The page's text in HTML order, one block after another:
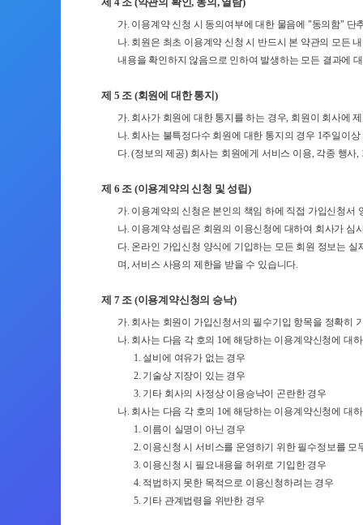
가. 이용계약 신청 시 동의여부에 대한 물음에 "동의함"
나. 회원은 최초 이용계약 신청 시 반드시 본 약관의 모든
내용을 확인하지 않음으로 인하여 발생하는 모든 결과에
제 5 조 (회원에 대한 통지)
가. 회사가 회원에 대한 통지를 하는 경우, 회원이 회사에
나. 회사는 불특정다수 회원에 대한 통지의 경우 1주일이
다. (정보의 제공) 회사는 회원에게 서비스 이용, 각종 행
제 6 조 (이용계약의 신청 및 성립)
가. 이용계약의 신청은 본인의 책임 하에 직접 가입신청서
나. 이용계약 성립은 회원의 이용신청에 대하여 회사가 심
다. 온라인 가입신청 양식에 기입하는 모든 회원 정보는
며, 서비스 사용의 제한을 받을 수 있습니다.
제 7 조 (이용계약신청의 승낙)
가. 회사는 회원이 가입신청서의 필수기입 항목을 정확히
나. 회사는 다음 각 호의 1에 해당하는 이용계약신청에 대
1. 설비에 여유가 없는 경우
2. 기술상 지장이 있는 경우
3. 기타 회사의 사정상 이용승낙이 곤란한 경우
나. 회사는 다음 각 호의 1에 해당하는 이용계약신청에 대
1. 이름이 실명이 아닌 경우
2. 이용신청 시 서비스를 운영하기 위한 필수정보를 모
3. 이용신청 시 필요내용을 허위로 기입한 경우
4. 적법하지 못한 목적으로 이용신청하려는 경우
5. 기타 관계법령을 위반한 경우